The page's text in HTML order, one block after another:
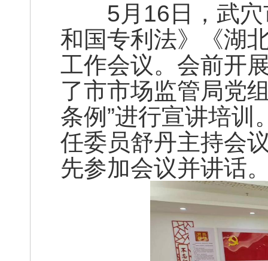
5月16日，武穴
和国专利法》《湖
工作会议。会前开
了市市场监管局党
条例”进行宣讲培训
任委员舒丹主持会
先参加会议并讲话